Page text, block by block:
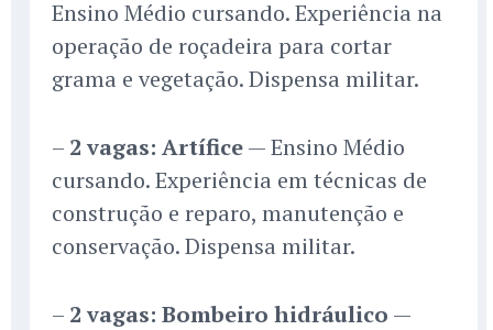
Ensino Médio cursando. Experiência na
operação de roçadeira para cortar
grama e vegetação. Dispensa militar.
– 2 vagas: Artífice— Ensino Médio
cursando. Experiência em técnicas de
construção e reparo, manutenção e
conservação. Dispensa militar.
– 2 vagas: Bombeiro hidráulico —